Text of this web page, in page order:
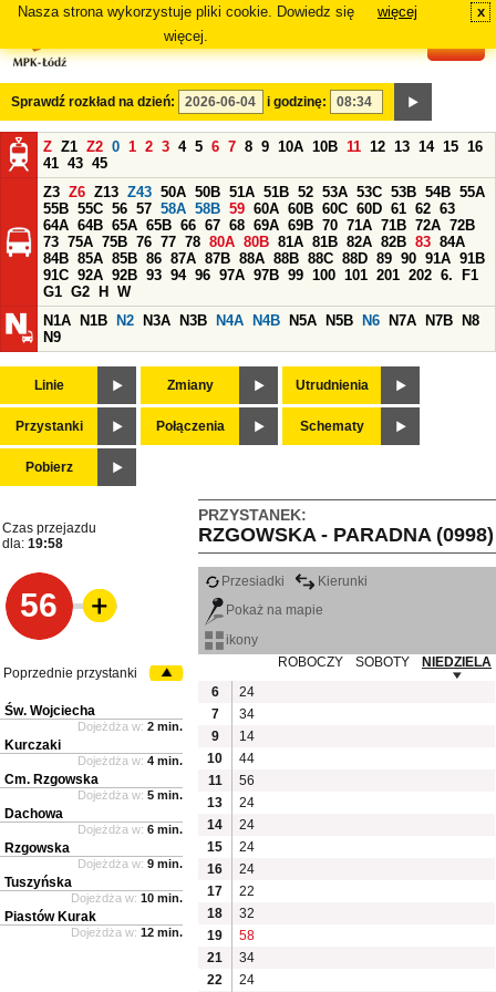
Nasza strona wykorzystuje pliki cookie. Dowiedz się
więcej.
więcej x
Sprawdź rozkład na dzień: i godzinę:
Z Z1 Z2 0 1 2 3 4 5 6 7 8 9 10A 10B 11 12 13 14 15 16
41 43 45
Z3 Z6 Z13 Z43 50A 50B 51A 51B 52 53A 53C 53B 54B 55A
55B 55C 56 57 58A 58B 59 60A 60B 60C 60D 61 62 63
64A 64B 65A 65B 66 67 68 69A 69B 70 71A 71B 72A 72B
73 75A 75B 76 77 78 80A 80B 81A 81B 82A 82B 83 84A
84B 85A 85B 86 87A 87B 88A 88B 88C 88D 89 90 91A 91B
91C 92A 92B 93 94 96 97A 97B 99 100 101 201 202 6.
F1
G1 G2 H
W
N1A
N1B N2 N3A N3B N4A N4B N5A N5B N6 N7A N7B
N8
N9
Linie Zmiany Utrudnienia
Przystanki Połączenia Schematy
Pobierz
PRZYSTANEK:
RZGOWSKA - PARADNA (0998)
Czas przejazdu
dla: 19:58
56
Przesiadki
Kierunki
Pokaż na mapie
ikony
ROBOCZY
SOBOTY
NIEDZIELA
6
24
7
34
9
14
10
44
11
56
13
24
14
24
15
24
16
24
17
22
18
32
19
58
21
34
22
24
Poprzednie przystanki
Św. Wojciecha
Dojeżdża w: 2 min.
Kurczaki
Dojeżdża w: 4 min.
Cm. Rzgowska
Dojeżdża w: 5 min.
Dachowa
Dojeżdża w: 6 min.
Rzgowska
Dojeżdża w: 9 min.
Tuszyńska
Dojeżdża w: 10 min.
Piastów Kurak
Dojeżdża w: 12 min.